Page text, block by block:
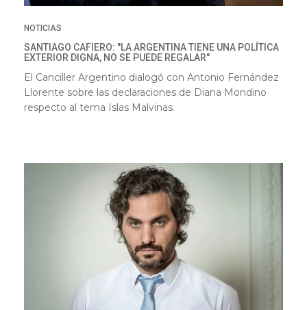
NOTICIAS
SANTIAGO CAFIERO: "LA ARGENTINA TIENE UNA POLÍTICA
EXTERIOR DIGNA, NO SE PUEDE REGALAR"
El Canciller Argentino dialogó con Antonio Fernández
Llorente sobre las declaraciones de Diana Mondino
respecto al tema Islas Malvinas.